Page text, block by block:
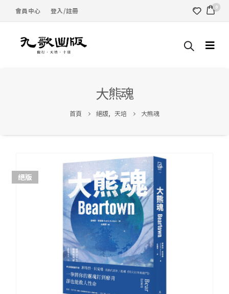
會員中心 登入/註冊 0
大熊魂
首頁 絕版, 天培 大熊魂
絕版